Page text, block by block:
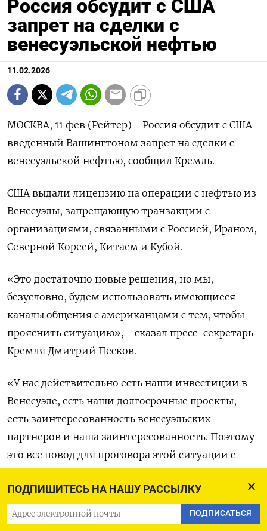
ПОДПИШИТЕСЬ НА НАШУ РАССЫЛКУ
ПОДПИСАТЬСЯ
Россия обсудит с США
запрет на сделки с
венесуэльской нефтью
11.02.2026
МОСКВА, 11 фев (Рейтер) - Россия обсудит с США
введенный Вашингтоном ‌запрет на сделки с
венесуэльской нефтью, сообщил Кремль.
США выдали ​лицензию ​на ​операции с ⁠нефтью из
‌Венесуэлы, запрещающую транзакции с
‌организациями, связанными с Россией, Ираном,
Северной ​Кореей, Китаем ‌и Кубой.
«Это ​достаточно новые решения, но ‌мы,
безусловно, будем использовать имеющиеся
каналы общения с американцами ​с ​тем, чтобы
‌прояснить ситуацию», - сказал пресс-​секретарь
Кремля Дмитрий Песков.
«У нас действительно есть наши инвестиции в
Венесуэле, есть наши долгосрочные проекты,
есть ​заинтересованность ⁠венесуэльских
партнеров и наша заинтересованность. Поэтому
‌это все повод ‌для проговора этой ситуации с
(​Дмитрий Антонов. Текст ‌Марины Бобровой)